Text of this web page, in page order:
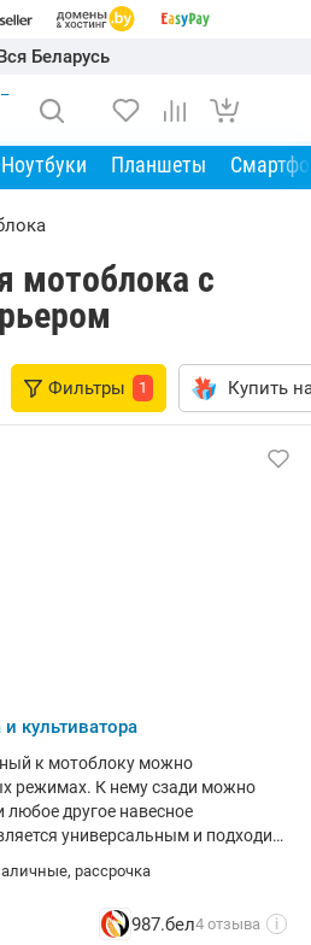
Беларусь
Ноутбуки Планшеты
мотоблока с
Фильтры 1 Купить
культиватора
к мотоблоку можно
режимах. К нему сзади можно
любое другое навесное
универсальным и подходит
Имеется удобный рычаг для
во время разворота. К
универсальной сцепки!
Заднее крепление навесного
рассрочка
987.бел4 отзыва i